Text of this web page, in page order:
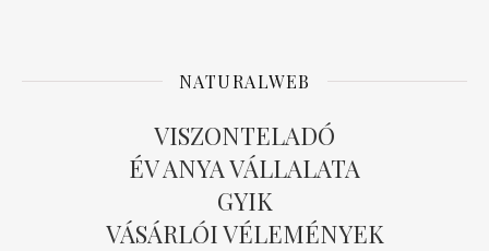
NATURALWEB
VISZONTELADÓ
ÉV ANYA VÁLLALATA
GYIK
VÁSÁRLÓI VÉLEMÉNYEK